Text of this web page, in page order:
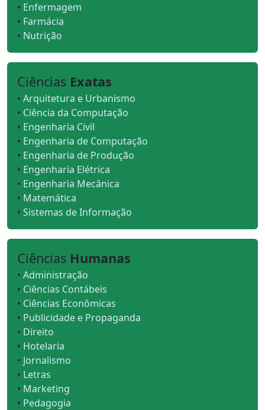
• Enfermagem
• Farmácia
• Nutrição
Ciências Exatas
• Arquitetura e Urbanismo
• Ciência da Computação
• Engenharia Civil
• Engenharia de Computação
• Engenharia de Produção
• Engenharia Elétrica
• Engenharia Mecânica
• Matemática
• Sistemas de Informação
Ciências Humanas
• Administração
• Ciências Contábeis
• Ciências Econômicas
• Publicidade e Propaganda
• Direito
• Hotelaria
• Jornalismo
• Letras
• Marketing
• Pedagogia